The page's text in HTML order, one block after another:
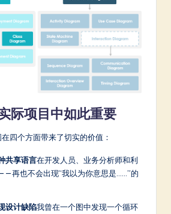
际项目中如此重要
四个方面带来了切实的价值：
共享语言在开发人员、业务分析师和利
再也不会出现“我以为你意思是……”的
设计缺陷我曾在一个图中发现一个循环